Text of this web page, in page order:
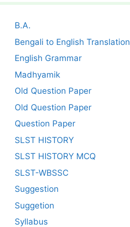
B.A.
Bengali to English Translation
English Grammar
Madhyamik
Old Question Paper
Old Question Paper
Question Paper
SLST HISTORY
SLST HISTORY MCQ
SLST-WBSSC
Suggestion
Suggetion
Syllabus